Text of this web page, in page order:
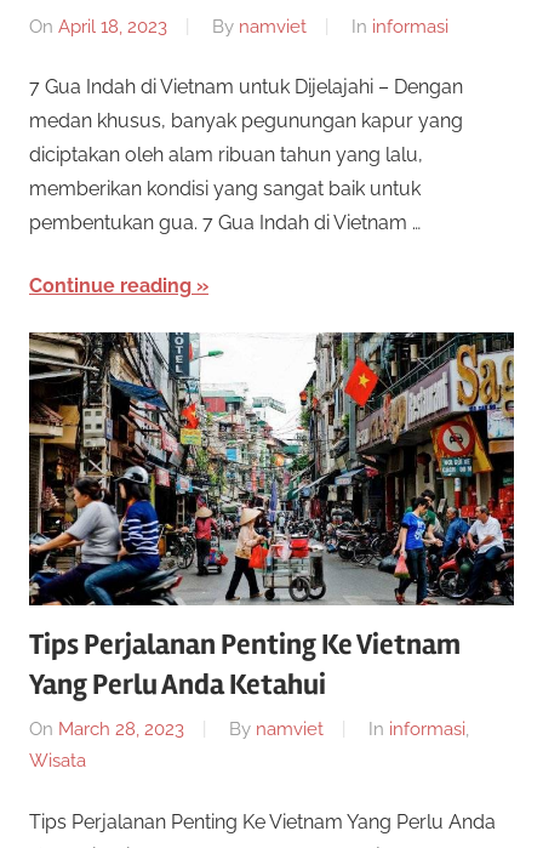
c
a
y
a
2
0
2
2
i
a
a
n
d
n
k
a
n
On April 18, 2023 By namviet In informasi
7 Gua Indah di Vietnam untuk Dijelajahi – Dengan
medan khusus, banyak pegunungan kapur yang
diciptakan oleh alam ribuan tahun yang lalu,
memberikan kondisi yang sangat baik untuk
pembentukan gua. 7 Gua Indah di Vietnam …
Continue reading
Tips Perjalanan Penting Ke Vietnam
Yang Perlu Anda Ketahui
On March 28, 2023 By namviet In informasi,
Wisata
Tips Perjalanan Penting Ke Vietnam Yang Perlu Anda